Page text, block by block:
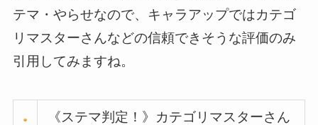
テマ・やらせなので、キャラアップではカテゴ
リマスターさんなどの信頼できそうな評価のみ
引用してみますね。
《ステマ判定！》カテゴリマスターさん